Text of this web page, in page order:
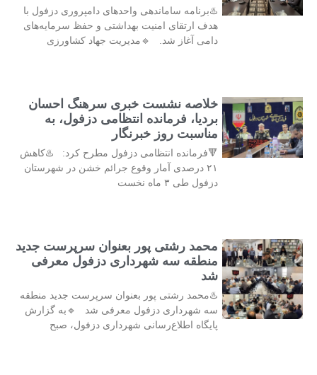
♨️برنامه ساماندهی واحدهای دامپروری دزفول با
هدف ارتقای امنیت بهداشتی و حفظ سرمایه‌های
دامی آغاز شد. 🔹مدیریت جهاد کشاورزی
خلاصه نشست خبری سرهنگ احسان
بردیا، فرمانده انتظامی دزفول، به
مناسبت روز خبرنگار
🔻فرمانده انتظامی دزفول مطرح کرد: ♨️کاهش
۲۱ درصدی آمار وقوع جرائم خشن در شهرستان
دزفول طی ۳ ماه نخست
محمد رشتی پور بعنوان سرپرست جدید
منطقه سه شهرداری دزفول معرفی
شد
♨️محمد رشتی پور بعنوان سرپرست جدید منطقه
سه شهرداری دزفول معرفی شد 🔹به گزارش
پایگاه اطلاع‌رسانی شهرداری دزفول، صبح